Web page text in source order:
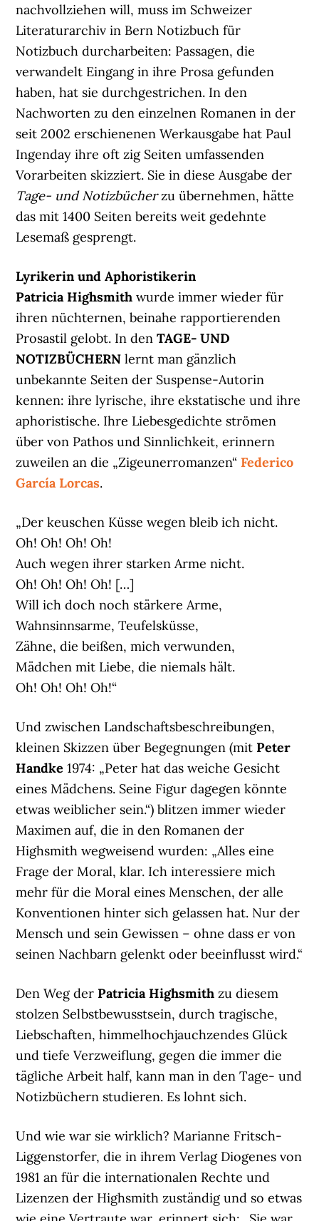
nachvollziehen will, muss im Schweizer
Literaturarchiv in Bern Notizbuch für
Notizbuch durcharbeiten: Passagen, die
verwandelt Eingang in ihre Prosa gefunden
haben, hat sie durchgestrichen. In den
Nachworten zu den einzelnen Romanen in der
seit 2002 erschienenen Werkausgabe hat Paul
Ingenday ihre oft zig Seiten umfassenden
Vorarbeiten skizziert. Sie in diese Ausgabe der
Tage- und Notizbücherzu übernehmen, hätte
das mit 1400 Seiten bereits weit gedehnte
Lesemaß gesprengt.
Lyrikerin und Aphoristikerin
Patricia Highsmith wurde immer wieder für
ihren nüchternen, beinahe rapportierenden
Prosastil gelobt. In denTAGE- UND
NOTIZBÜCHERNlernt man gänzlich
unbekannte Seiten der Suspense-Autorin
kennen: ihre lyrische, ihre ekstatische und ihre
aphoristische. Ihre Liebesgedichte strömen
über von Pathos und Sinnlichkeit, erinnern
zuweilen an die „Zigeunerromanzen“ Federico
García Lorcas.
„Der keuschen Küsse wegen bleib ich nicht.
Oh! Oh! Oh! Oh!
Auch wegen ihrer starken Arme nicht.
Oh! Oh! Oh! Oh! […]
Will ich doch noch stärkere Arme,
Wahnsinnsarme, Teufelsküsse,
Zähne, die beißen, mich verwunden,
Mädchen mit Liebe, die niemals hält.
Oh! Oh! Oh! Oh!“
Und zwischen Landschaftsbeschreibungen,
kleinen Skizzen über Begegnungen (mitPeter
Handke 1974: „Peter hat das weiche Gesicht
eines Mädchens. Seine Figur dagegen könnte
etwas weiblicher sein.“) blitzen immer wieder
Maximen auf, die in den Romanen der
Highsmith wegweisend wurden: „Alles eine
Frage der Moral, klar. Ich interessiere mich
mehr für die Moral eines Menschen, der alle
Konventionen hinter sich gelassen hat. Nur der
Mensch und sein Gewissen – ohne dass er von
seinen Nachbarn gelenkt oder beeinflusst wird.“
Den Weg derPatricia Highsmith zu diesem
stolzen Selbstbewusstsein, durch tragische,
Liebschaften, himmelhochjauchzendes Glück
und tiefe Verzweiflung, gegen die immer die
tägliche Arbeit half, kann man in den Tage- und
Notizbüchern studieren. Es lohnt sich.
Und wie war sie wirklich? Marianne Fritsch-
Liggenstorfer, die in ihrem Verlag Diogenes von
1981 an für die internationalen Rechte und
Lizenzen der Highsmith zuständig und so etwas